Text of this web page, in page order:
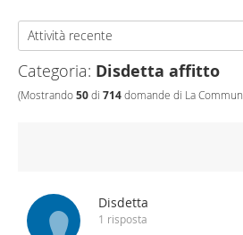
Attività recente
Categoria: Disdetta affitto
(Mostrando50di 714domande di La
Disdetta
1 risposta